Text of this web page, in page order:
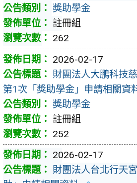
獎助學金
註冊組
262
2026-02-17
財團法人大鵬科技
第1次「獎助學金」申請相關資
獎助學金
註冊組
252
2026-02-17
財團法人台北行天